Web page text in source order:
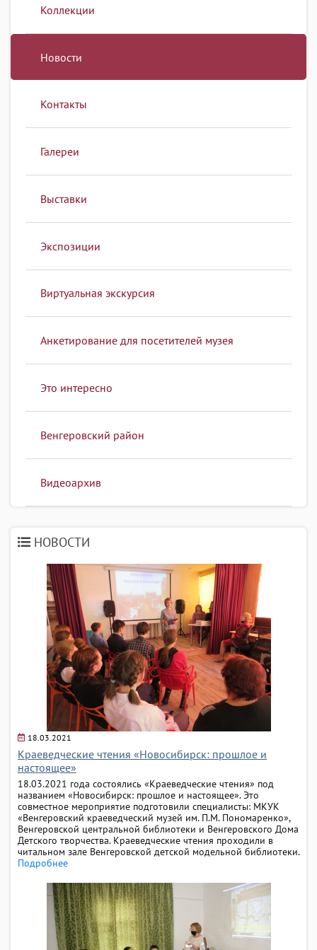
Коллекции
Новости
Контакты
Галереи
Выставки
Экспозиции
Виртуальная экскурсия
Анкетирование для посетителей музея
Это интересно
Венгеровский район
Видеоархив
НОВОСТИ
18.03.2021
Краеведческие чтения «Новосибирск: прошлое и
настоящее»
18.03.2021 года состоялись «Краеведческие чтения» под
названием «Новосибирск: прошлое и настоящее». Это
совместное мероприятие подготовили специалисты: МКУК
«Венгеровский краеведческий музей им. П.М. Пономаренко»,
Венгеровской центральной библиотеки и Венгеровского Дома
Детского творчества. Краеведческие чтения проходили в
читальном зале Венгеровской детской модельной библиотеки.
Подробнее